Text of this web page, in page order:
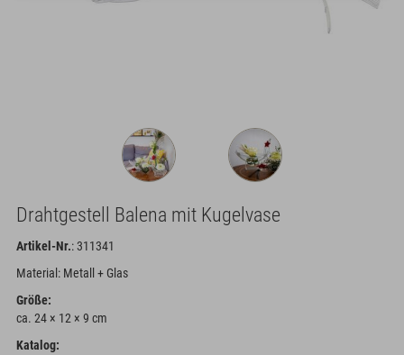
Drahtgestell Balena mit Kugelvase
Artikel-Nr.: 311341
Material: Metall + Glas
Größe:
ca. 24 × 12 × 9 cm
Katalog: